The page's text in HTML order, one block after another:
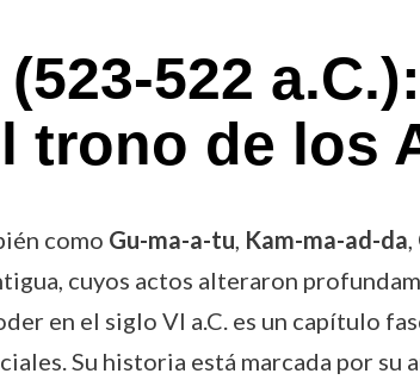
522
trono de los
como Gu-ma-a-tu, Kam-ma-ad-da,
cuyos actos alteraron
en el siglo VI a.C. es un capítulo
Su historia está marcada por